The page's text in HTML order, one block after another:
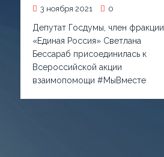
3 ноября 2021 0
Депутат Госдумы, член фракции
«Единая Россия» Светлана
Бессараб присоединилась к
Всероссийской акции
взаимопомощи #МыВместе